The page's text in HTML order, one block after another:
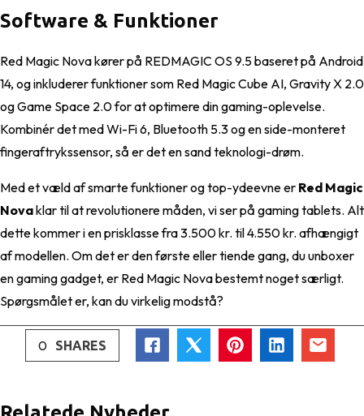
Software & Funktioner
Red Magic Nova kører på REDMAGIC OS 9.5 baseret på Android
14, og inkluderer funktioner som Red Magic Cube AI, Gravity X 2.0
og Game Space 2.0 for at optimere din gaming-oplevelse.
Kombinér det med Wi-Fi 6, Bluetooth 5.3 og en side-monteret
fingeraftrykssensor, så er det en sand teknologi-drøm.
Med et væld af smarte funktioner og top-ydeevne er Red Magic
Novaklar til at revolutionere måden, vi ser på gaming tablets. Alt
dette kommer i en prisklasse fra 3.500 kr. til 4.550 kr. afhængigt
af modellen. Om det er den første eller tiende gang, du unboxer
en gaming gadget, er Red Magic Nova bestemt noget særligt.
Spørgsmålet er, kan du virkelig modstå?
0 SHARES